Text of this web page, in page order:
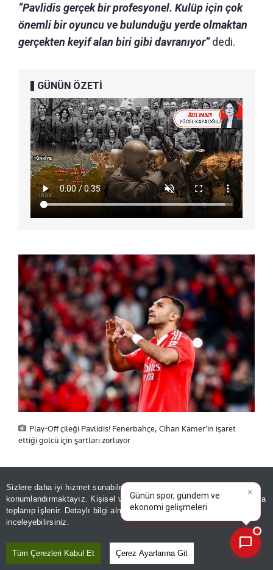
Sizlere daha iyi hizmet sunabilmek adına sitemizde
konumlandırmaktayız. Kişisel verileriniz, KVKK ve GDPR kapsamında
toplanıp işlenir. Detaylı bilgi almak içinAydınlatma Metnimizi
inceleyebilirsiniz.
Tüm Çerezleri Kabul Et Çerez Ayarlarına Git
“Pavlidis gerçek bir profesyonel. Kulüp için çok
önemli bir oyuncu ve bulunduğu yerde olmaktan
gerçekten keyif alan biri gibi davranıyor”dedi.
GÜNÜN ÖZETİ
Play-Off çileği Pavlidis! Fenerbahçe, Cihan Kamer'in işaret
ettiği golcü için şartları zorluyor
3 MAÇTA 5 GOL
Vangelis Pavlidis, bu sezon Benfica’nın Avrupa
Ligi ön eleme maçlarında çıktığı üç maçta beş
gole imza atarak sezona müthiş bir başlangıç
×
Günün spor, gündem ve
ekonomi gelişmelerini analiz
edin!|